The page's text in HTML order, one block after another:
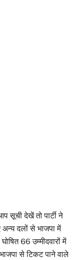
सूची देखें तो पार्टी ने
अन्य दलों से भाजपा में
66 उम्मीदवारों में
से टिकट पाने वाले